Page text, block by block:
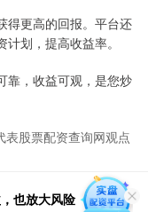
得更高的回报。平台还
划，提高收益率。
靠，收益可观，是您炒
股票配资查询网观点
也放大风险